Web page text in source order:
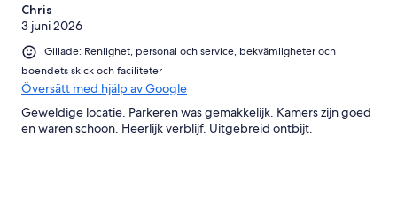
Chris
3 juni 2026
Gillade: Renlighet, personal och service, bekvämligheter och
boendets skick och faciliteter
Översätt med hjälp av Google
Geweldige locatie. Parkeren was gemakkelijk. Kamers zijn goed
en waren schoon. Heerlijk verblijf. Uitgebreid ontbijt.